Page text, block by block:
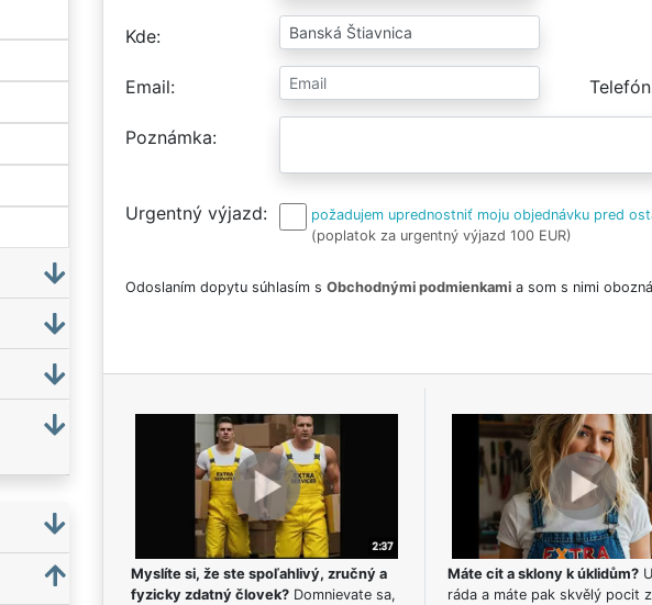
Kde
Email Telefón
Poznámka
Urgentný výjazd
požadujem uprednostniť moju objednávku pred
(poplatok za urgentný výjazd 100 EUR)
Odoslaním dopytu súhlasím s Obchodnými podmienkamia som s nimi
Myslíte si, že ste spoľahlivý, zručný a
fyzicky zdatný človek?Domnievate sa,
Máte cit a sklony k úklidům?
ráda a máte pak skvělý pocit